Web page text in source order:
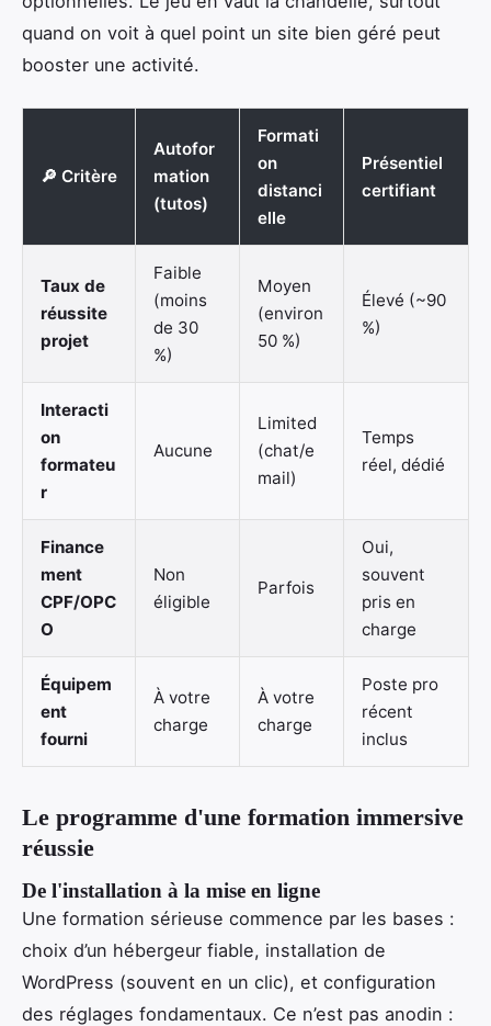
quand on voit à quel point un site bien géré peut
booster une activité.
🔎 Critère
Autofor
mation
(tutos)
Formati
on
distanci
elle
Présentiel
certifiant
Taux de
réussite
projet
Faible
(moins
de 30
%)
Moyen
(environ
50 %)
Élevé (~90
%)
Interacti
on
formateu
r
Aucune
Limited
(chat/e
mail)
Temps
réel, dédié
Finance
ment
CPF/OPC
O
Non
éligible
Parfois
Oui,
souvent
pris en
charge
Équipem
ent
fourni
À votre
charge
À votre
charge
Poste pro
récent
inclus
Le programme d'une formation immersive
réussie
De l'installation à la mise en ligne
Une formation sérieuse commence par les bases :
choix d’un hébergeur fiable, installation de
WordPress (souvent en un clic), et configuration
des réglages fondamentaux. Ce n’est pas anodin :